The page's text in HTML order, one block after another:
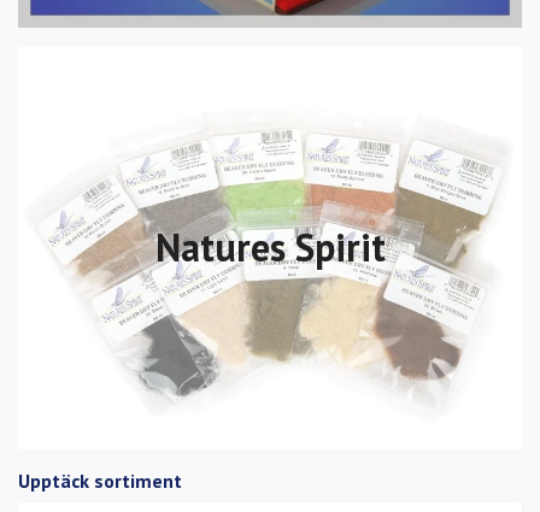
Natures Spirit
Upptäck sortiment